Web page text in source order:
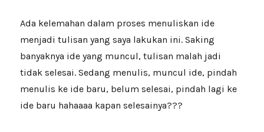
Ada kelemahan dalam proses menuliskan ide
menjadi tulisan yang saya lakukan ini. Saking
banyaknya ide yang muncul, tulisan malah jadi
tidak selesai. Sedang menulis, muncul ide, pindah
menulis ke ide baru, belum selesai, pindah lagi ke
ide baru hahaaaa kapan selesainya???